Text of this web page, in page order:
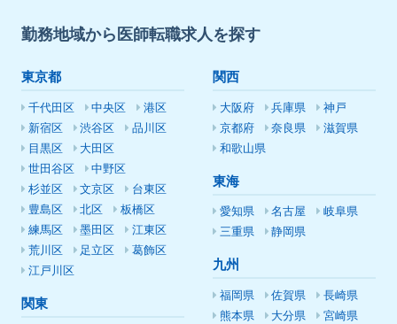
勤務地域から医師転職求人を探す
東京都
千代田区 中央区
港区
新宿区
渋谷区
品川区
目黒区
大田区
世田谷区
中野区
杉並区
文京区
台東区
豊島区
北区
板橋区
練馬区
墨田区
江東区
荒川区
足立区
葛飾区
江戸川区
関東
関西
大阪府 兵庫県
神戸
京都府
奈良県
滋賀県
和歌山県
東海
愛知県 名古屋
岐阜県
三重県
静岡県
九州
福岡県 佐賀県
長崎県
熊本県
大分県
宮崎県